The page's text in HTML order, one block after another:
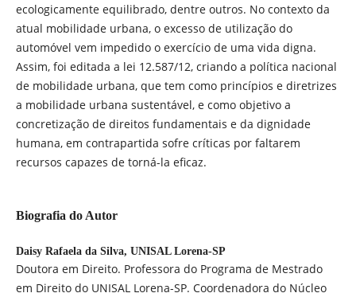
ecologicamente equilibrado, dentre outros. No contexto da
atual mobilidade urbana, o excesso de utilização do
automóvel vem impedido o exercício de uma vida digna.
Assim, foi editada a lei 12.587/12, criando a política nacional
de mobilidade urbana, que tem como princípios e diretrizes
a mobilidade urbana sustentável, e como objetivo a
concretização de direitos fundamentais e da dignidade
humana, em contrapartida sofre críticas por faltarem
recursos capazes de torná-la eficaz.
Biografia do Autor
Daisy Rafaela da Silva, UNISAL Lorena-SP
Doutora em Direito. Professora do Programa de Mestrado
em Direito do UNISAL Lorena-SP. Coordenadora do Núcleo